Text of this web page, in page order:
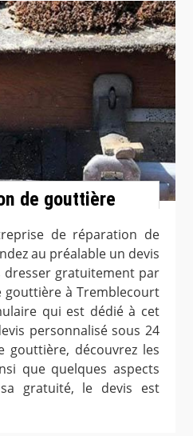
de gouttière
de réparation de
au préalable un devis
dresser gratuitement par
à Tremblecourt
qui est dédié à cet
personnalisé sous 24
gouttière, découvrez les
que quelques aspects
gratuité, le devis est